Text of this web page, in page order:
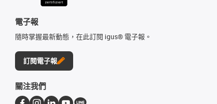
電子報
隨時掌握最新動態，在此訂閱 igus® 電子報。
訂閱電子報
關注我們